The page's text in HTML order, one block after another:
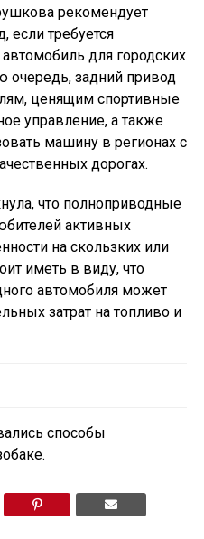
рекомендует
если требуется
для городских
очередь, задний привод
ценящим спортивные
управление, а также
машину в регионах с
дорогах.
что полноприводные
активных
на скользких или
иметь в виду, что
автомобиля может
затрат на топливо и
способы